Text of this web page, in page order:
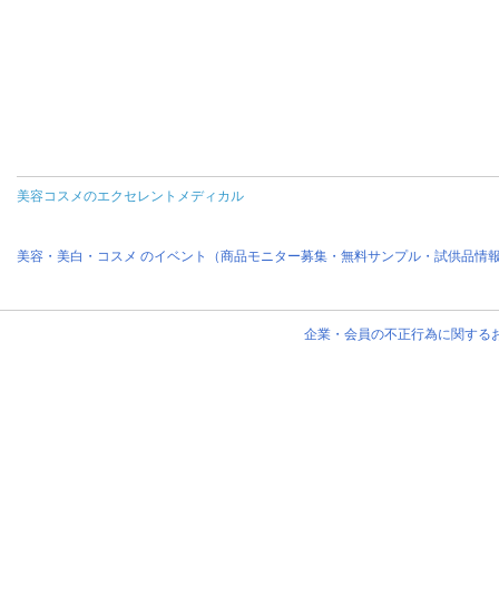
美容コスメのエクセレントメディカル
美容・美白・コスメ のイベント（商品モニター募集・無料サンプル・試供品情
企業・会員の不正行為に関する